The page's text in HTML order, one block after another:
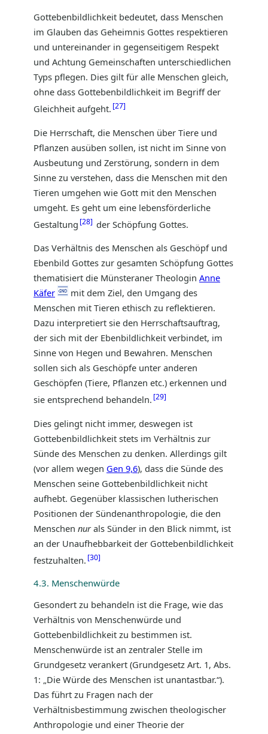
Gottebenbildlichkeit bedeutet, dass Menschen
im Glauben das Geheimnis Gottes respektieren
und untereinander in gegenseitigem Respekt
und Achtung Gemeinschaften unterschiedlichen
Typs pflegen. Dies gilt für alle Menschen gleich,
ohne dass Gottebenbildlichkeit im Begriff der
Gleichheit aufgeht. 27
Die Herrschaft, die Menschen über Tiere und
Pflanzen ausüben sollen, ist nicht im Sinne von
Ausbeutung und Zerstörung, sondern in dem
Sinne zu verstehen, dass die Menschen mit den
Tieren umgehen wie Gott mit den Menschen
umgeht. Es geht um eine lebensförderliche
Gestaltung 28 der Schöpfung Gottes.
Das Verhältnis des Menschen als Geschöpf und
Ebenbild Gottes zur gesamten Schöpfung Gottes
thematisiert die Münsteraner Theologin Anne
Käfer
mit dem Ziel, den Umgang des
Menschen mit Tieren ethisch zu reflektieren.
Dazu interpretiert sie den Herrschaftsauftrag,
der sich mit der Ebenbildlichkeit verbindet, im
Sinne von Hegen und Bewahren. Menschen
sollen sich als Geschöpfe unter anderen
Geschöpfen (Tiere, Pflanzen etc.) erkennen und
sie entsprechend behandeln. 29
Dies gelingt nicht immer, deswegen ist
Gottebenbildlichkeit stets im Verhältnis zur
Sünde des Menschen zu denken. Allerdings gilt
(vor allem wegen Gen 9,6), dass die Sünde des
Menschen seine Gottebenbildlichkeit nicht
aufhebt. Gegenüber klassischen lutherischen
Positionen der Sündenanthropologie, die den
Menschen nurals Sünder in den Blick nimmt, ist
an der Unaufhebbarkeit der Gottebenbildlichkeit
festzuhalten. 30
4.3. Menschenwürde
Gesondert zu behandeln ist die Frage, wie das
Verhältnis von Menschenwürde und
Gottebenbildlichkeit zu bestimmen ist.
Menschenwürde ist an zentraler Stelle im
Grundgesetz verankert (Grundgesetz Art. 1, Abs.
1: „Die Würde des Menschen ist unantastbar.“).
Das führt zu Fragen nach der
Verhältnisbestimmung zwischen theologischer
Anthropologie und einer Theorie der